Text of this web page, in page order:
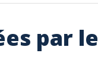
par le